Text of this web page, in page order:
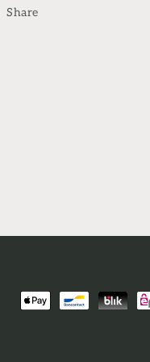
Share
Zahlungsmethoden